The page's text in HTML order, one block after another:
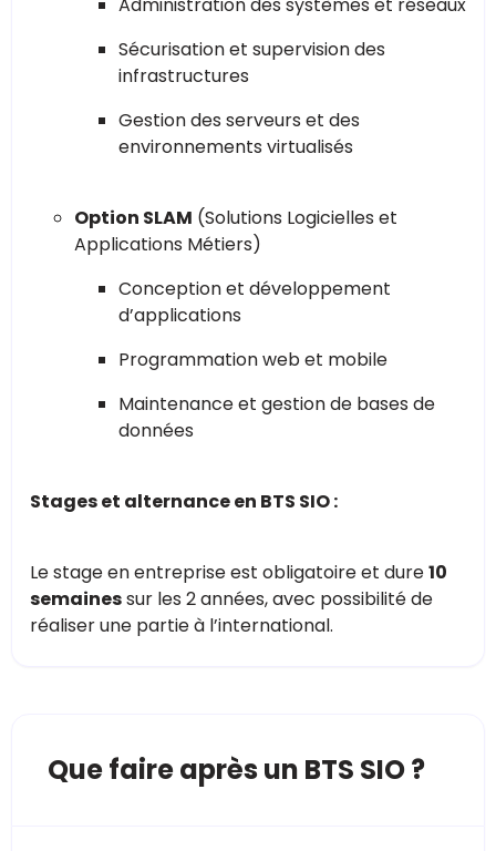
Sécurisation et supervision des
infrastructures
Gestion des serveurs et des
environnements virtualisés
Option SLAM (Solutions Logicielles et
Applications Métiers)
Conception et développement
d’applications
Programmation web et mobile
Maintenance et gestion de bases de
données
Stages et alternance en BTS SIO :
Le stage en entreprise est obligatoire et dure10
semainessur les 2 années, avec possibilité de
réaliser une partie à l’international​.
Que faire après un BTS SIO ?